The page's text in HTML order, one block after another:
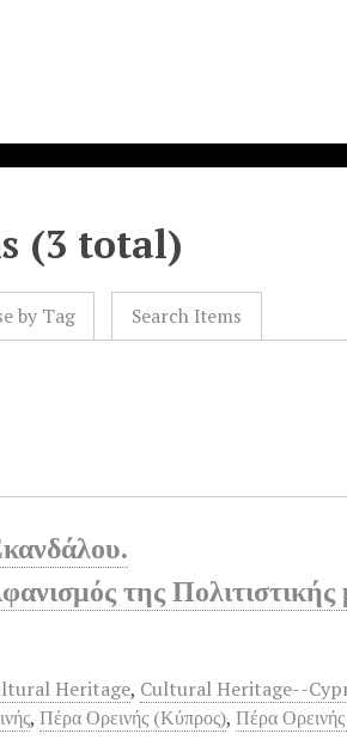
(3 total)
by Tag Search Items
της Πολιτιστικής
Heritage, Cultural Heritage--
,Πέρα Ορεινής (Κύπρος),Πέρα